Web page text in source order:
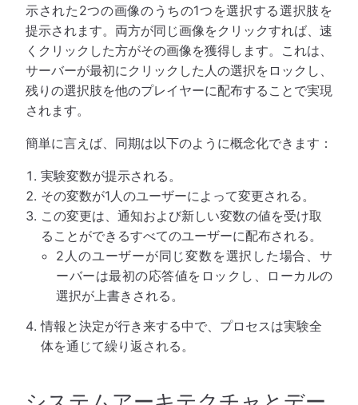
示された2つの画像のうちの1つを選択する選択肢を
提示されます。両方が同じ画像をクリックすれば、速
くクリックした方がその画像を獲得します。これは、
サーバーが最初にクリックした人の選択をロックし、
残りの選択肢を他のプレイヤーに配布することで実現
されます。
簡単に言えば、同期は以下のように概念化できます：
実験変数が提示される。
その変数が1人のユーザーによって変更される。
この変更は、通知および新しい変数の値を受け取
ることができるすべてのユーザーに配布される。
2人のユーザーが同じ変数を選択した場合、サ
ーバーは最初の応答値をロックし、ローカルの
選択が上書きされる。
情報と決定が行き来する中で、プロセスは実験全
体を通じて繰り返される。